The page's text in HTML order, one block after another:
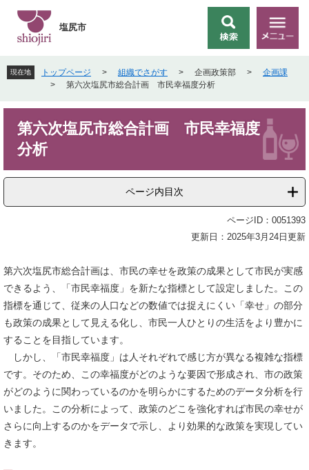
先
頭
す
を
飛
し
索
メ
ニ
ー
塩尻市
現在地 トップページ > 組織でさがす > 企画政策部 >
企画課
>
第六次塩尻市総合計画 市民幸福度分析
第六次塩尻市総合計画 市民幸福度
分析
ページ内目次
ページID：0051393
更新日：2025年3月24日更新
第六次塩尻市総合計画は、市民の幸せを政策の成果として市民が実感
できるよう、「市民幸福度」を新たな指標として設定しました。この
指標を通じて、従来の人口などの数値では捉えにくい「幸せ」の部分
も政策の成果として見える化し、市民一人ひとりの生活をより豊かに
することを目指しています。
しかし、「市民幸福度」は人それぞれで感じ方が異なる複雑な指標
です。そのため、この幸福度がどのような要因で形成され、市の政策
がどのように関わっているのかを明らかにするためのデータ分析を行
いました。この分析によって、政策のどこを強化すれば市民の幸せが
さらに向上するのかをデータで示し、より効果的な政策を実現してい
きます。